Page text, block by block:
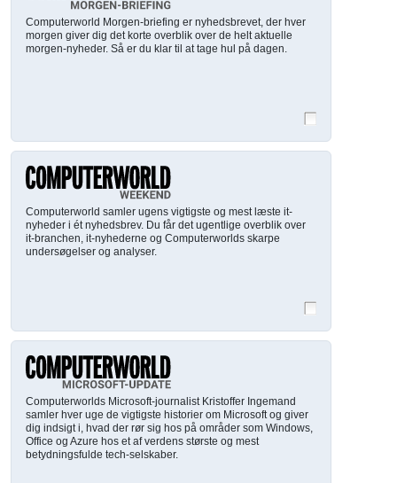
Computerworld Morgen-briefing er nyhedsbrevet, der hver
morgen giver dig det korte overblik over de helt aktuelle
morgen-nyheder. Så er du klar til at tage hul på dagen.
Computerworld samler ugens vigtigste og mest læste it-
nyheder i ét nyhedsbrev. Du får det ugentlige overblik over
it-branchen, it-nyhederne og Computerworlds skarpe
undersøgelser og analyser.
Computerworlds Microsoft-journalist Kristoffer Ingemand
samler hver uge de vigtigste historier om Microsoft og giver
dig indsigt i, hvad der rør sig hos på områder som Windows,
Office og Azure hos et af verdens største og mest
betydningsfulde tech-selskaber.